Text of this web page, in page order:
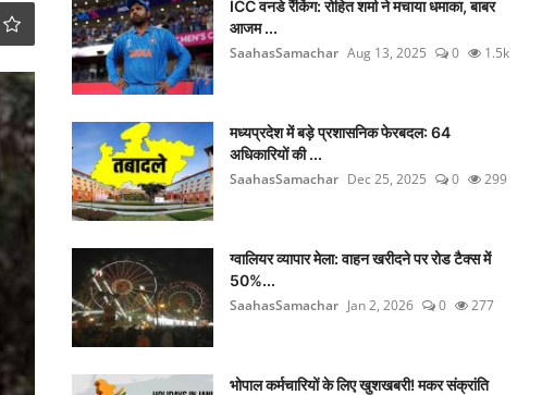
ICC वनडे रैंकिंग: रोहित शर्मा ने मचाया धमाका, बाबर
आजम ...
SaahasSamachar Aug 13, 2025 0 1.5k
मध्यप्रदेश में बड़े प्रशासनिक फेरबदल: 64
अधिकारियों की ...
SaahasSamachar Dec 25, 2025 0 299
ग्वालियर व्यापार मेला: वाहन खरीदने पर रोड टैक्स में
50%...
SaahasSamachar Jan 2, 2026 0 277
भोपाल कर्मचारियों के लिए खुशखबरी! मकर संक्रांति